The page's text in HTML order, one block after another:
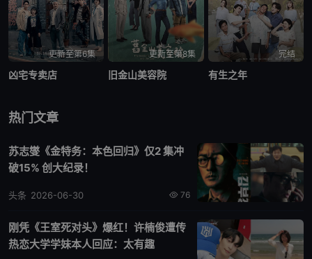
更新至第6集
凶宅专卖店
更新至第8集
旧金山美容院
完结
有生之年
热门文章
苏志燮《金特务：本色回归》仅2 集冲
破15% 创大纪录！
76
头条 2026-06-30
刚凭《王室死对头》爆红！许楠俊遭传
热恋大学学妹本人回应：太有趣